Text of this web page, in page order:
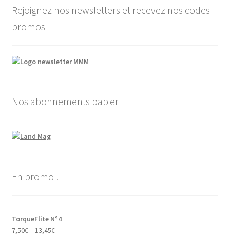
Rejoignez nos newsletters et recevez nos codes
promos
Nos abonnements papier
En promo !
TorqueFlite N°4
7,50€– 13,45€